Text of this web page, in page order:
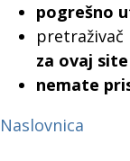
pogrešno
za ovaj site
nemate
Naslovnica